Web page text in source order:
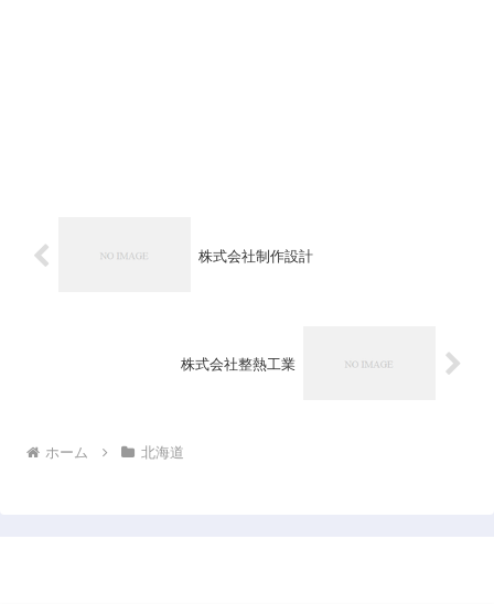
株式会社制作設計
株式会社整熱工業
ホーム 北海道